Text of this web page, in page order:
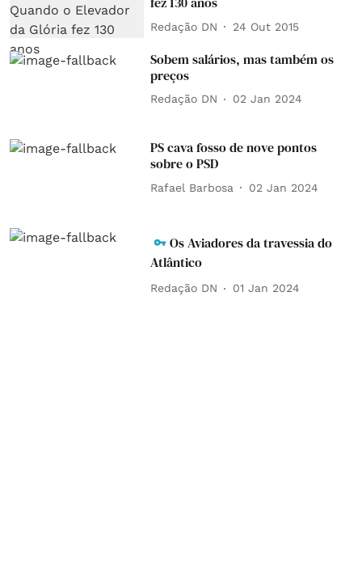
Redação DN 24 Out 2015
Sobem salários, mas também os
preços
Redação DN 02 Jan 2024
PS cava fosso de nove pontos
sobre o PSD
Rafael Barbosa 02 Jan 2024
Os Aviadores da travessia do
Atlântico
Redação DN 01 Jan 2024